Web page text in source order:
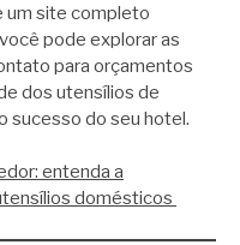
um site completo
pode explorar as
para orçamentos
dos utensílios de
sucesso do seu hotel.
entenda a
domésticos